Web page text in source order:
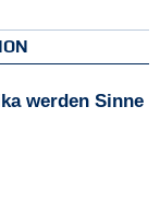
werden Sinne